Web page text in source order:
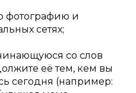
фотографию и
сетях;
со слов
её тем, кем вы
сегодня (например: